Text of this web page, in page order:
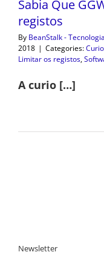
Sabia Que
registos
By BeanStalk -
2018 | Categories:
Limitar os registos,
A curio […]
Newsletter